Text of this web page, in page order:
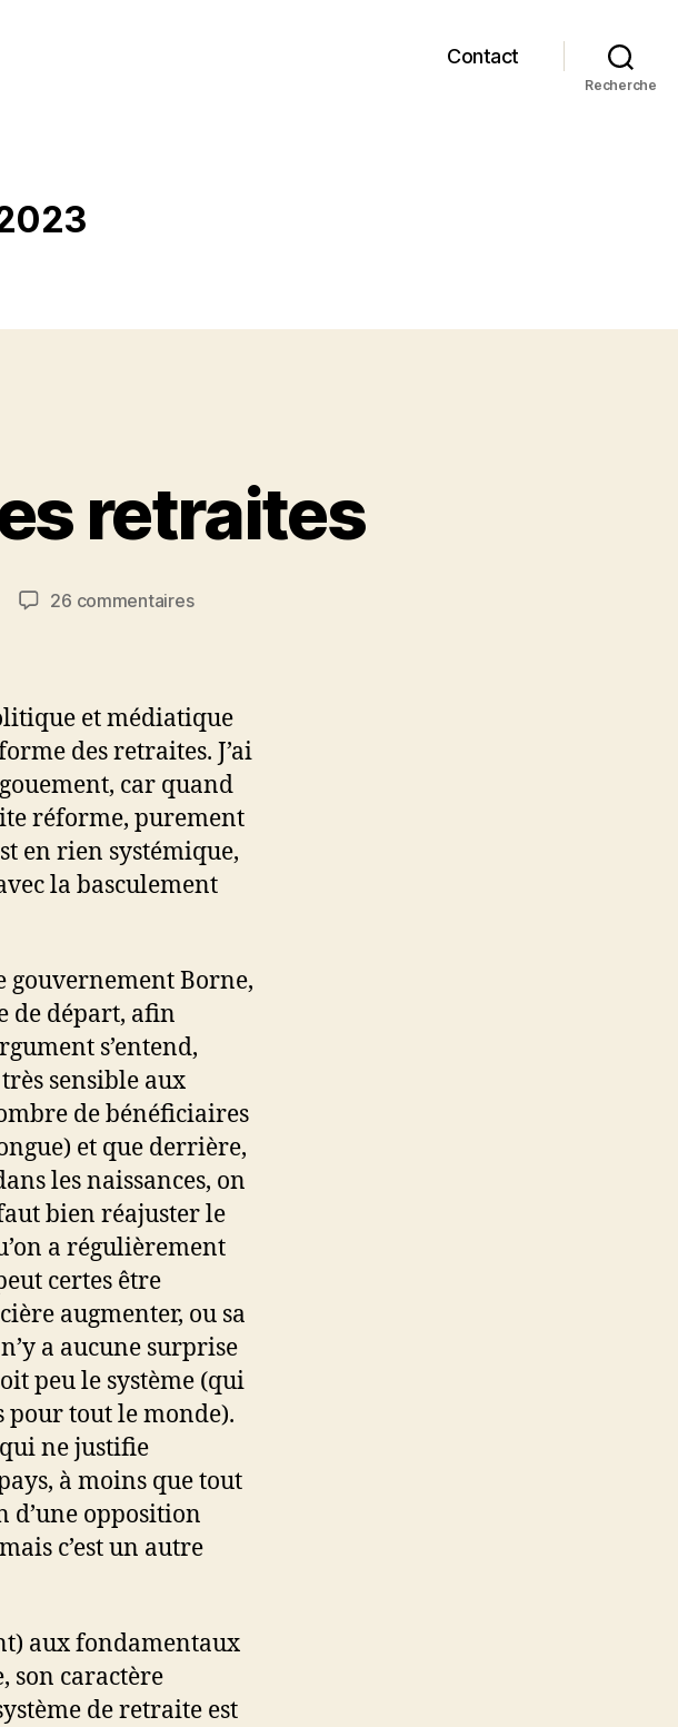
Contact
Recherche
retraites
26 commentairessur
et médiatique
des retraites. J’ai
car quand
réforme, purement
en rien systémique,
la basculement
gouvernement Borne,
de départ, afin
s’entend,
sensible aux
de bénéficiaires
et que derrière,
les naissances, on
bien réajuster le
a régulièrement
certes être
augmenter, ou sa
a aucune surprise
peu le système (qui
pour tout le monde).
ne justifie
à moins que tout
d’une opposition
c’est un autre
aux fondamentaux
son caractère
de retraite est